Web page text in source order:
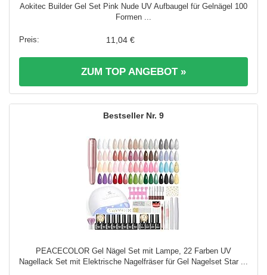
Aokitec Builder Gel Set Pink Nude UV Aufbaugel für Gelnägel 100
Formen ...
11,04 €
ZUM TOP ANGEBOT »
9
PEACECOLOR Gel Nägel Set mit Lampe, 22 Farben UV
Nagellack Set mit Elektrische Nagelfräser für Gel Nagelset Star ...